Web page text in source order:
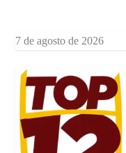
7 de agosto de 2026